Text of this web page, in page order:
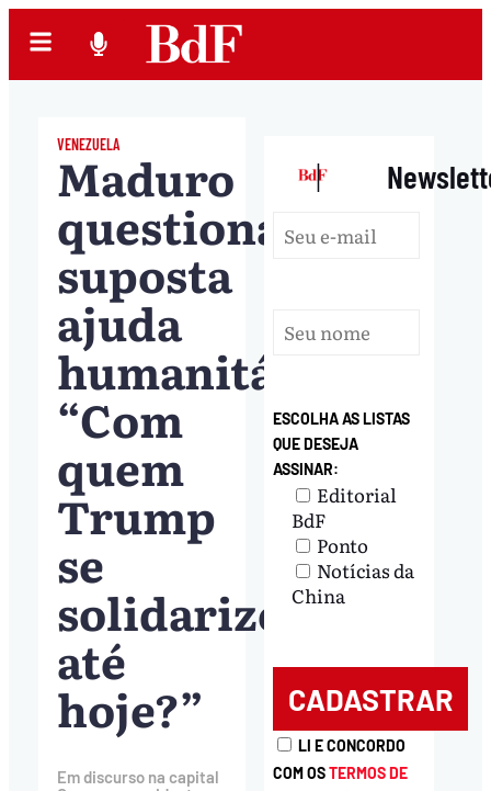
VENEZUELA
Maduro
questiona
suposta
ajuda
humanitária:
“Com
quem
Trump
se
solidarizou
até
hoje?”
Em discurso na capital
|
ESCOLHA AS LISTAS
QUE DESEJA
ASSINAR:
Editorial
BdF
Ponto
Notícias da
China
LI E CONCORDO
COM OSTERMOS DE